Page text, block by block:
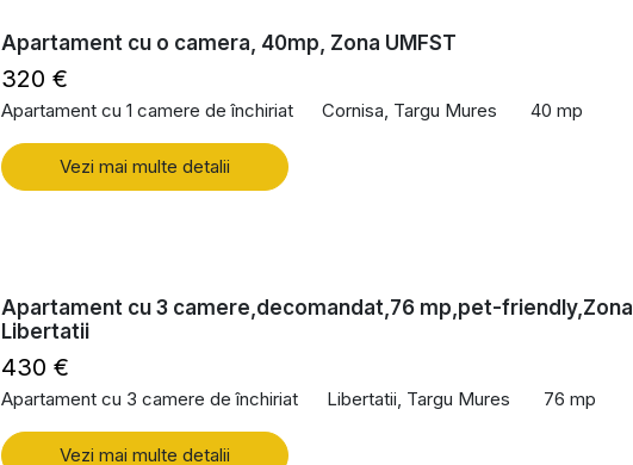
Apartament cu o camera, 40mp, Zona UMFST
320 €
Apartament cu 1 camere de închiriat Cornisa, Targu Mures 40 mp
Vezi mai multe detalii
Apartament cu 3 camere,decomandat,76 mp,pet-friendly,Zona
Libertatii
430 €
Apartament cu 3 camere de închiriat Libertatii, Targu Mures 76 mp
Vezi mai multe detalii